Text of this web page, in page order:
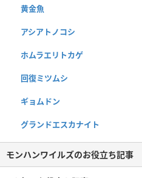
黄金魚
アシアトノコシ
ホムラエリトカゲ
回復ミツムシ
ギョムドン
グランドエスカナイト
モンハンワイルズのお役立ち記事